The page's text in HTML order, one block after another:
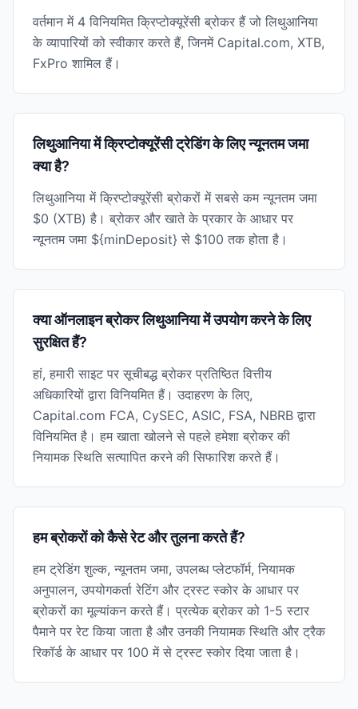
वर्तमान में 4 विनियमित क्रिप्टोक्यूरेंसी ब्रोकर हैं जो लिथुआनिया
के व्यापारियों को स्वीकार करते हैं, जिनमें Capital.com, XTB,
FxPro शामिल हैं।
लिथुआनिया में क्रिप्टोक्यूरेंसी ट्रेडिंग के लिए न्यूनतम जमा
क्या है?
लिथुआनिया में क्रिप्टोक्यूरेंसी ब्रोकरों में सबसे कम न्यूनतम जमा
$0 (XTB) है। ब्रोकर और खाते के प्रकार के आधार पर
न्यूनतम जमा ${minDeposit} से $100 तक होता है।
क्या ऑनलाइन ब्रोकर लिथुआनिया में उपयोग करने के लिए
सुरक्षित हैं?
हां, हमारी साइट पर सूचीबद्ध ब्रोकर प्रतिष्ठित वित्तीय
अधिकारियों द्वारा विनियमित हैं। उदाहरण के लिए,
Capital.com FCA, CySEC, ASIC, FSA, NBRB द्वारा
विनियमित है। हम खाता खोलने से पहले हमेशा ब्रोकर की
नियामक स्थिति सत्यापित करने की सिफारिश करते हैं।
हम ब्रोकरों को कैसे रेट और तुलना करते हैं?
हम ट्रेडिंग शुल्क, न्यूनतम जमा, उपलब्ध प्लेटफॉर्म, नियामक
अनुपालन, उपयोगकर्ता रेटिंग और ट्रस्ट स्कोर के आधार पर
ब्रोकरों का मूल्यांकन करते हैं। प्रत्येक ब्रोकर को 1-5 स्टार
पैमाने पर रेट किया जाता है और उनकी नियामक स्थिति और ट्रैक
रिकॉर्ड के आधार पर 100 में से ट्रस्ट स्कोर दिया जाता है।